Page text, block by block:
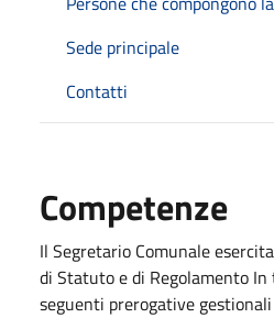
Sede principale
Contatti
Competenze
Il Segretario Comunale
di Statuto e di Regolamento
seguenti prerogative